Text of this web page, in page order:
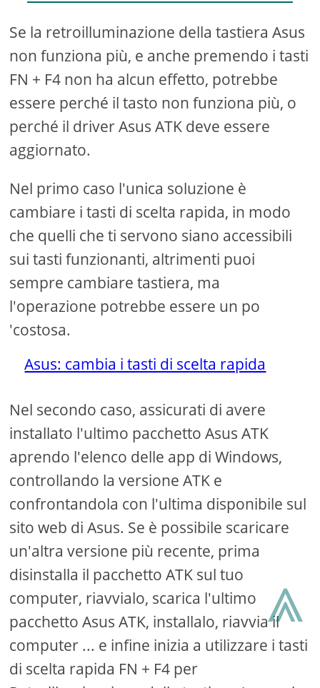
Se la retroilluminazione della tastiera Asus
non funziona più, e anche premendo i tasti
FN + F4 non ha alcun effetto, potrebbe
essere perché il tasto non funziona più, o
perché il driver Asus ATK deve essere
aggiornato.
Nel primo caso l'unica soluzione è
cambiare i tasti di scelta rapida, in modo
che quelli che ti servono siano accessibili
sui tasti funzionanti, altrimenti puoi
sempre cambiare tastiera, ma
l'operazione potrebbe essere un po
'costosa.
Asus: cambia i tasti di scelta rapida
Nel secondo caso, assicurati di avere
installato l'ultimo pacchetto Asus ATK
aprendo l'elenco delle app di Windows,
controllando la versione ATK e
confrontandola con l'ultima disponibile sul
sito web di Asus. Se è possibile scaricare
un'altra versione più recente, prima
disinstalla il pacchetto ATK sul tuo
computer, riavvialo, scarica l'ultimo
pacchetto Asus ATK, installalo, riavvia il
computer ... e infine inizia a utilizzare i tasti
di scelta rapida FN + F4 per
⩓